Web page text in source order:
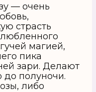
— очень
страсть
магией,
пика
зари. Делают
до полуночи.
либо